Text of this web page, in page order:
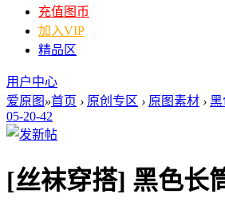
充值图币
加入VIP
精品区
用户中心
爱原图 »首页 › 原创专区 › 原图素材 › 黑
05-20-42
[丝袜穿搭] 黑色长